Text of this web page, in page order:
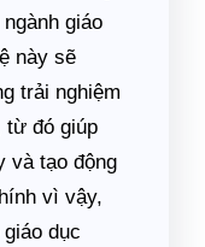
giáo
này sẽ
trải nghiệm
từ đó giúp
và tạo động
vì vậy,
dục